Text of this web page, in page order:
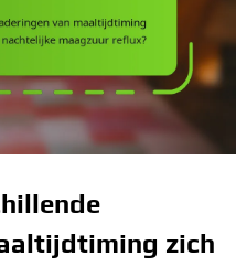
zich